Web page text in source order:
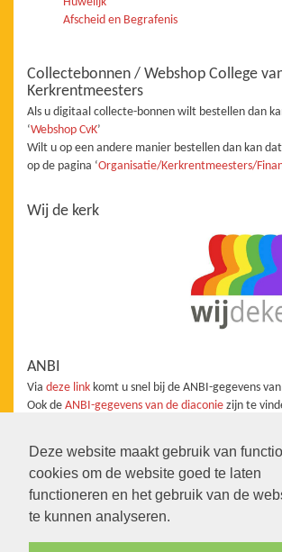
Deze website maakt gebruik van
cookies om de website goed te laten
functioneren en het gebruik van de
te kunnen analyseren.
Afscheid en Begrafenis
Collectebonnen / Webshop College
Kerkrentmeesters
Als u digitaal collecte-bonnen wilt bestellen dan
‘Webshop CvK’
Wilt u op een andere manier bestellen dan kan
op de pagina ‘Organisatie/Kerkrentmeesters/
Wij de kerk
ANBI
Via deze link komt u snel bij de ANBI-gegevens
Ook de ANBI-gegevens van de diaconie zijn te
Redactie
De website staat onder redactie van de
Wanneer u aanvullingen, vragen, suggesties